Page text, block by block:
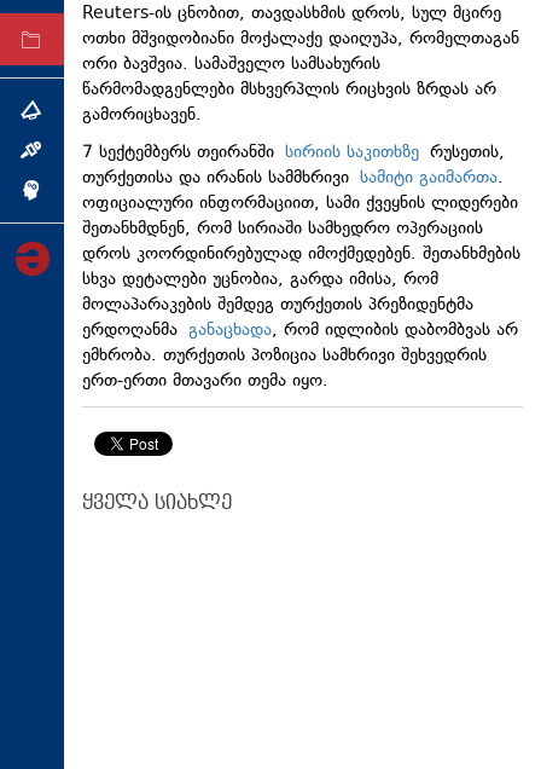
არქივი
თემა
ინტერვიუ
Reuters-ის ცნობით, თავდასხმის დროს, სულ მცირე
ოთხი მშვიდობიანი მოქალაქე დაიღუპა, რომელთაგან
ორი ბავშვია. სამაშველო სამსახურის
წარმომადგენლები მსხვერპლის რიცხვის ზრდას არ
გამორიცხავენ.
7 სექტემბერს თეირანში სირიის საკითხზე რუსეთის,
თურქეთისა და ირანის სამმხრივი სამიტი გაიმართა.
ოფიციალური ინფორმაციით, სამი ქვეყნის ლიდერები
შეთანხმდნენ, რომ სირიაში სამხედრო ოპერაციის
დროს კოორდინირებულად იმოქმედებენ. შეთანხმების
სხვა დეტალები უცნობია, გარდა იმისა, რომ
მოლაპარაკების შემდეგ თურქეთის პრეზიდენტმა
ერდოღანმა განაცხადა, რომ იდლიბის დაბომბვას არ
ემხრობა. თურქეთის პოზიცია სამხრივი შეხვედრის
ერთ-ერთი მთავარი თემა იყო.
ყველა სიახლე